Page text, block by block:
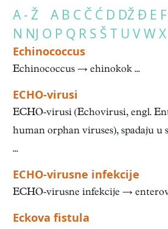
A - Ž A B C Č Ć D DŽĐ E F
N NJ O P Q R S Š T U VW X
Echinococcus
Echinococcus → ehinokok ...
ECHO-virusi
ECHO-virusi (Echovirusi, engl.
human orphan viruses), spadaju
...
ECHO-virusne infekcije
ECHO-virusne infekcije →
Eckova fistula